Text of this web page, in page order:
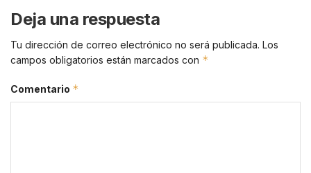
Deja una respuesta
Tu dirección de correo electrónico no será publicada. Los
campos obligatorios están marcados con *
Comentario *